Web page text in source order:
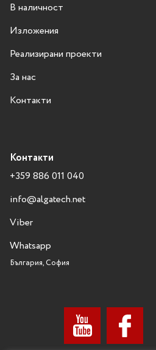
В наличност
Изложения
Реализирани проекти
За нас
Контакти
Контакти
+359 886 011 040
info@algatech.net
Viber
Whatsapp
България, София